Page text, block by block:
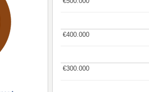
€300.000
€300.000
€400.000
€400.000